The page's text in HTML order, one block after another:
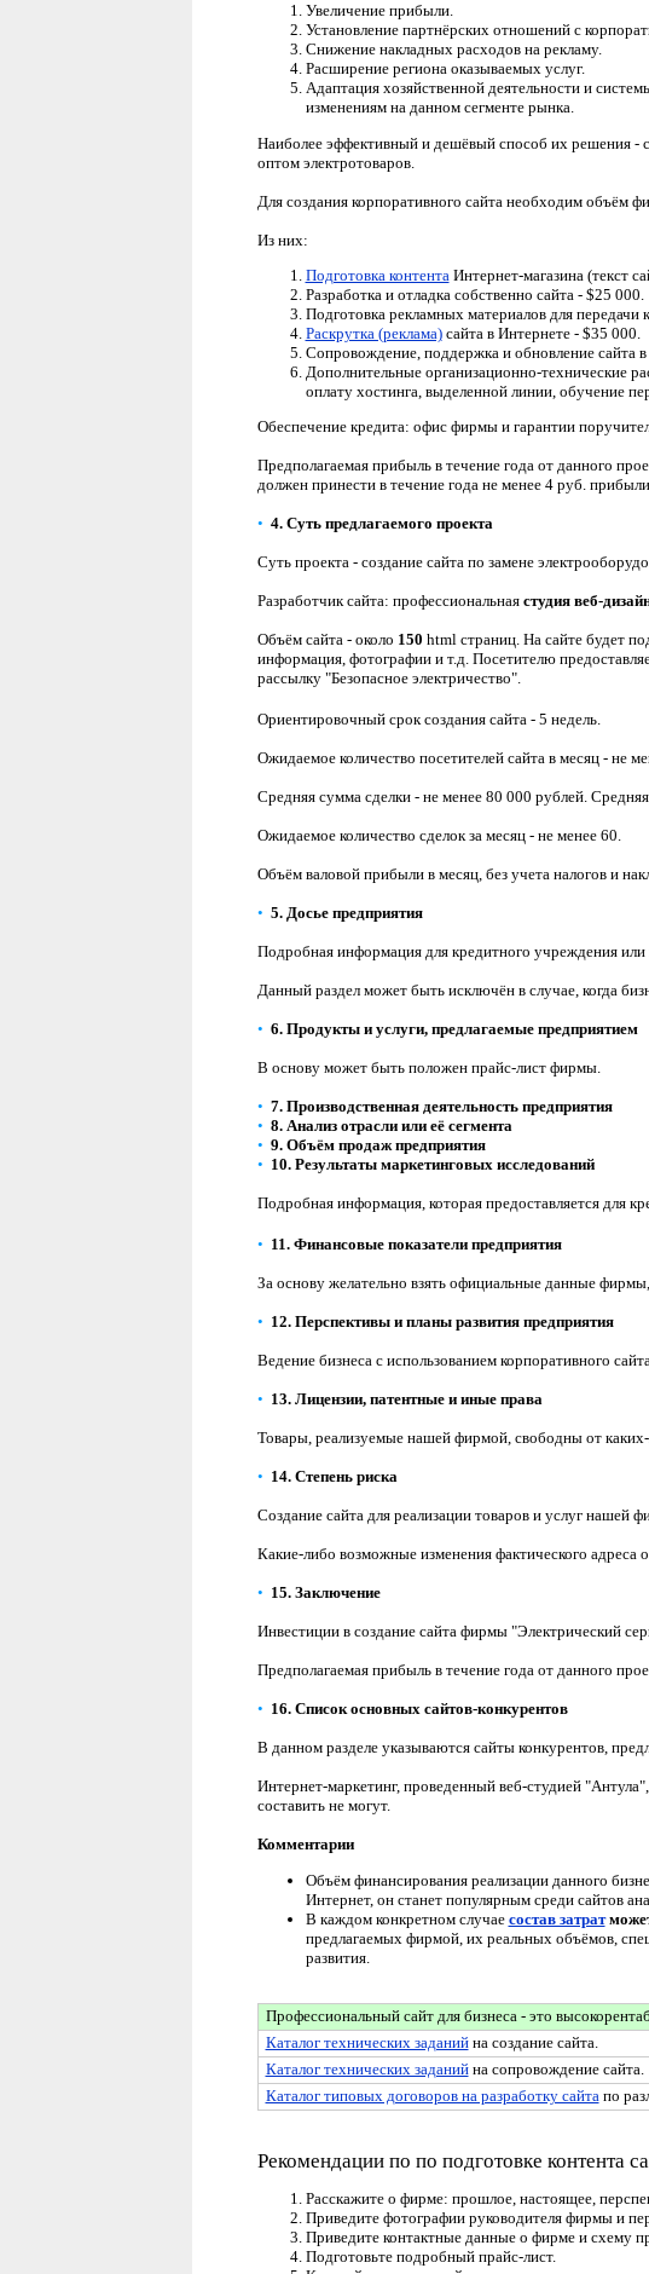
Увеличение прибыли.
Установление партнёрских отношений с
Снижение накладных расходов на рекламу.
Расширение региона оказываемых услуг.
Адаптация хозяйственной деятельности и
изменениям на данном сегменте рынка.
Наиболее эффективный и дешёвый способ их решения -
оптом электротоваров.
Для создания корпоративного сайта необходим объём
Из них:
Подготовка контента Интернет-магазина (текст
Разработка и отладка собственно сайта - $25 000.
Подготовка рекламных материалов для передачи
Раскрутка (реклама)сайта в Интернете - $35 000.
Сопровождение, поддержка и обновление сайта в
Дополнительные организационно-технические
оплату хостинга, выделенной линии, обучение
Обеспечение кредита: офис фирмы и гарантии
Предполагаемая прибыль в течение года от данного
должен принести в течение года не менее 4 руб.
• 4. Сутьпредлагаемого проекта
Суть проекта - создание сайта по замене
Разработчик сайта: профессиональная студия веб-
Объём сайта - около 150 html страниц. На сайте будет
информация, фотографии и т.д. Посетителю
рассылку "Безопасное электричество".
Ориентировочный срок создания сайта - 5 недель.
Ожидаемое количество посетителей сайта в месяц - не
Средняя сумма сделки - не менее 80 000 рублей.
Ожидаемое количество сделок за месяц - не менее 60.
Объём валовой прибыли в месяц, без учета налогов и
• 5. Досьепредприятия
Подробная информация для кредитного учреждения или
Данный раздел может быть исключён в случае, когда
• 6. Продукты и услуги, предлагаемые предприятием
В основу может быть положен прайс-лист фирмы.
• 7. Производственнаядеятельность предприятия
• 8. Анализ отраслиили её сегмента
• 9. Объём продажпредприятия
• 10. Результаты маркетинговых исследований
Подробная информация, которая предоставляется для
• 11. Финансовыепоказатели предприятия
За основу желательно взять официальные данные
• 12. Перспективыи планы развития предприятия
Ведение бизнеса с использованием корпоративного
• 13. Лицензии, патентные и иные права
Товары, реализуемые нашей фирмой, свободны от
• 14. Степень риска
Создание сайта для реализации товаров и услуг нашей
Какие-либо возможные изменения фактического адреса
• 15. Заключение
Инвестиции в создание сайта фирмы "Электрический
Предполагаемая прибыль в течение года от данного
• 16. Списокосновных сайтов-конкурентов
В данном разделе указываются сайты конкурентов,
Интернет-маркетинг, проведенный веб-студией
составить не могут.
Комментарии
Объём финансирования реализации данного
Интернет, он станет популярным среди сайтов
В каждом конкретном случае состав затрат
предлагаемых фирмой, их реальных объёмов,
развития.
Профессиональный сайт для бизнеса - это
Каталог технических заданийна создание сайта.
Каталог технических заданийна сопровождение сайта.
Каталог типовых договоров на разработку сайта по
Рекомендации по по подготовке контента
Расскажите о фирме: прошлое, настоящее,
Приведите фотографии руководителя фирмы и
Приведите контактные данные о фирме и схему
Подготовьте подробный прайс-лист.